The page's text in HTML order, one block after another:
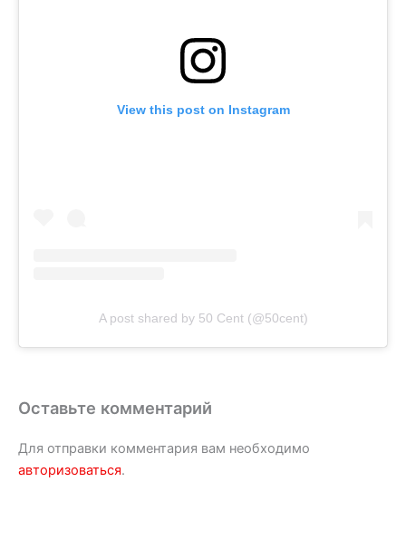
View this post on Instagram
A post shared by 50 Cent (@50cent)
Оставьте комментарий
Для отправки комментария вам необходимо
авторизоваться.